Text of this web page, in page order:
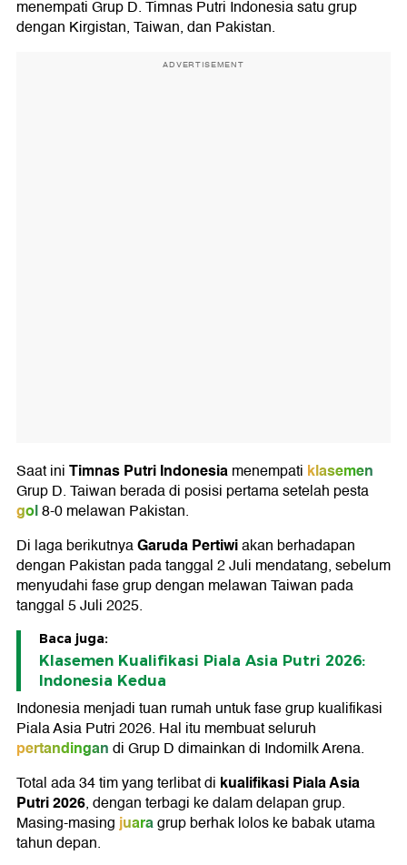
menempati Grup D. Timnas Putri Indonesia satu grup
dengan Kirgistan, Taiwan, dan Pakistan.
ADVERTISEMENT
Saat iniTimnas Putri Indonesiamenempati klasemen
Grup D. Taiwan berada di posisi pertama setelah pesta
gol8-0 melawan Pakistan.
Di laga berikutnyaGaruda Pertiwiakan berhadapan
dengan Pakistan pada tanggal 2 Juli mendatang, sebelum
menyudahi fase grup dengan melawan Taiwan pada
tanggal 5 Juli 2025.
Baca juga:
Klasemen Kualifikasi Piala Asia Putri 2026:
Indonesia Kedua
Indonesia menjadi tuan rumah untuk fase grup kualifikasi
Piala Asia Putri 2026. Hal itu membuat seluruh
pertandingandi Grup D dimainkan di Indomilk Arena.
Total ada 34 tim yang terlibat di kualifikasi Piala Asia
Putri 2026, dengan terbagi ke dalam delapan grup.
Masing-masingjuaragrup berhak lolos ke babak utama
tahun depan.